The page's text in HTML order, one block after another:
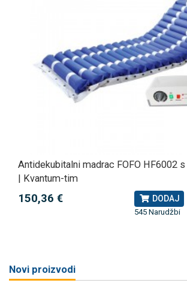
Antidekubitalni madrac FOFO HF6002
| Kvantum-tim
150,36 € DODAJ
545 Narudžbi
Novi proizvodi